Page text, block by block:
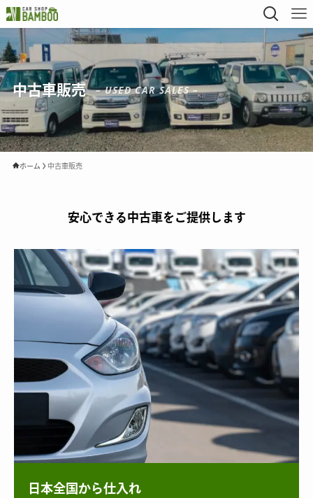
中古車販売 – USED CAR SALES –
ホーム 中古車販売
安心できる中古車をご提供します
日本全国から仕入れ